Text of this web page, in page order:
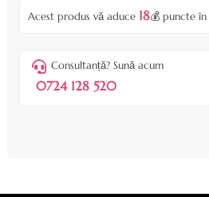
Acest produs vă aduce 18💰 puncte
Consultanță? Sună acum
0724 128 520